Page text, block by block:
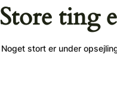
Store ting
Noget stort er under